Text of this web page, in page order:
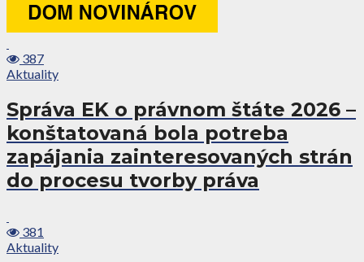
387
Aktuality
Správa EK o právnom štáte 2026 –
konštatovaná bola potreba
zapájania zainteresovaných strán
do procesu tvorby práva
381
Aktuality